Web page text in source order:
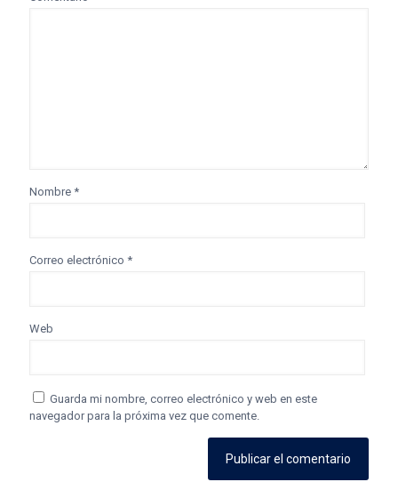
Nombre *
Correo electrónico *
Web
Guarda mi nombre, correo electrónico y web en este
navegador para la próxima vez que comente.